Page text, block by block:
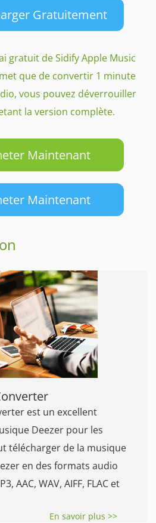
Gratuitement
gratuit de Sidify Apple Music
que de convertir 1 minute
vous pouvez déverrouiller
la version complète.
Maintenant
Maintenant
est un excellent
Deezer pour les
télécharger de la musique
en des formats audio
AAC, WAV, AIFF, FLAC et
En savoir plus >>